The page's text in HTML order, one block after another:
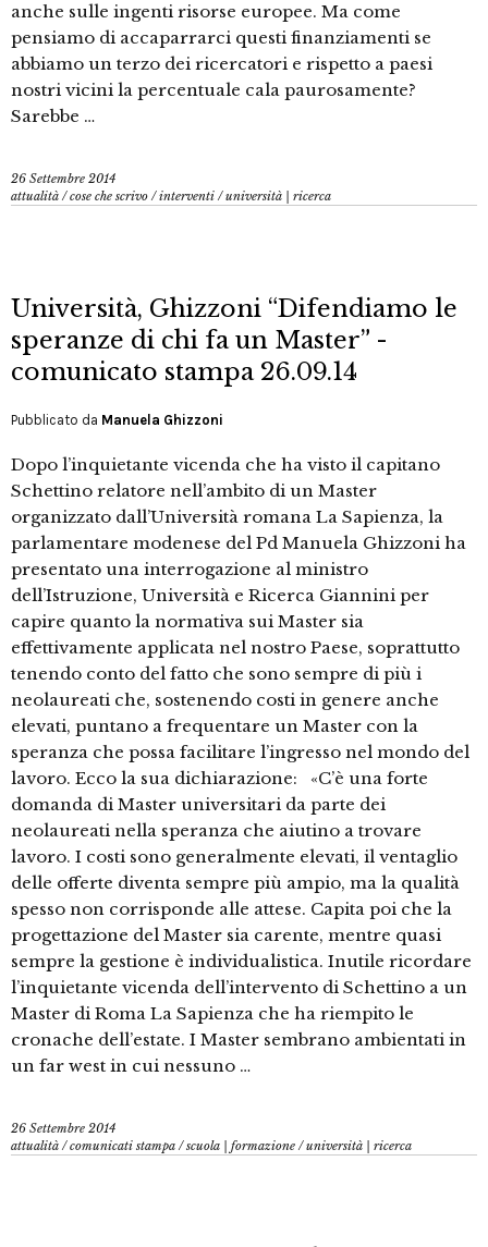
anche sulle ingenti risorse europee. Ma come
pensiamo di accaparrarci questi finanziamenti se
abbiamo un terzo dei ricercatori e rispetto a paesi
nostri vicini la percentuale cala paurosamente?
Sarebbe …
26 Settembre 2014
attualità /cose che scrivo /interventi /università | ricerca
Università, Ghizzoni “Difendiamo le
speranze di chi fa un Master” -
comunicato stampa 26.09.14
Pubblicato da Manuela Ghizzoni
Dopo l’inquietante vicenda che ha visto il capitano
Schettino relatore nell’ambito di un Master
organizzato dall’Università romana La Sapienza, la
parlamentare modenese del Pd Manuela Ghizzoni ha
presentato una interrogazione al ministro
dell’Istruzione, Università e Ricerca Giannini per
capire quanto la normativa sui Master sia
effettivamente applicata nel nostro Paese, soprattutto
tenendo conto del fatto che sono sempre di più i
neolaureati che, sostenendo costi in genere anche
elevati, puntano a frequentare un Master con la
speranza che possa facilitare l’ingresso nel mondo del
lavoro. Ecco la sua dichiarazione: «C’è una forte
domanda di Master universitari da parte dei
neolaureati nella speranza che aiutino a trovare
lavoro. I costi sono generalmente elevati, il ventaglio
delle offerte diventa sempre più ampio, ma la qualità
spesso non corrisponde alle attese. Capita poi che la
progettazione del Master sia carente, mentre quasi
sempre la gestione è individualistica. Inutile ricordare
l’inquietante vicenda dell’intervento di Schettino a un
Master di Roma La Sapienza che ha riempito le
cronache dell’estate. I Master sembrano ambientati in
un far west in cui nessuno …
26 Settembre 2014
attualità /comunicati stampa /scuola | formazione /università | ricerca